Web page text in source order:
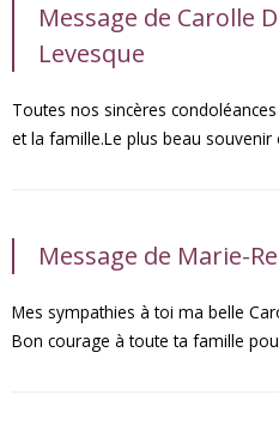
Message de Carolle
Levesque
Toutes nos sincères
et la famille.Le plus beau
Message de Marie-
Mes sympathies à toi ma belle
Bon courage à toute ta famille